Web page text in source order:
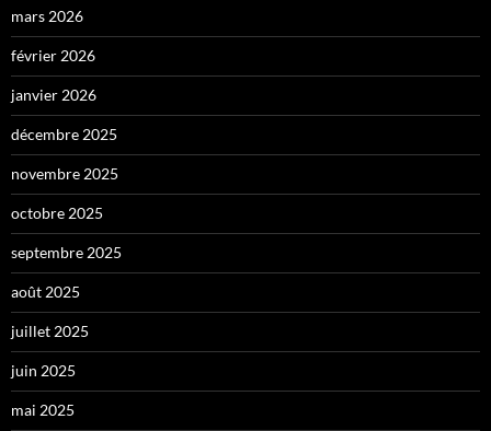
mars 2026
février 2026
janvier 2026
décembre 2025
novembre 2025
octobre 2025
septembre 2025
août 2025
juillet 2025
juin 2025
mai 2025